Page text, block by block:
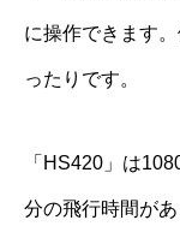
に操作できます
ったりです。
「HS420」は
分の飛行時間が